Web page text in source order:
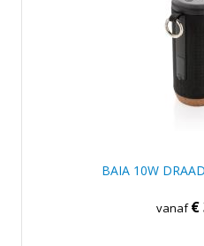
BAIA 10W
vanaf€